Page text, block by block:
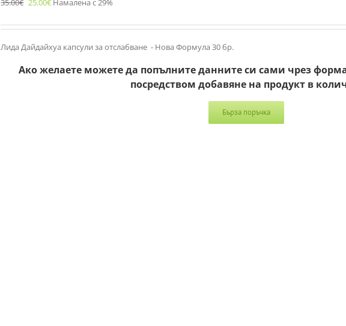
Лида Дайдайхуа капсули за отслабване - Нова Формула 30 бр.
Ако желаете можете да попълните данните си сами чрез
посредством добавяне на продукт в
Бърза поръчка